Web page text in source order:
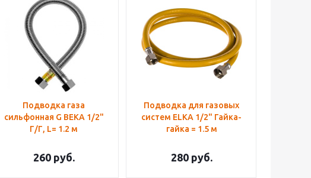
Подводка газа
сильфонная G BEKA 1/2"
Г/Г, L= 1.2 м
260руб.
Подводка для газовых
систем ELKA 1/2" Гайка-
гайка = 1.5 м
280руб.